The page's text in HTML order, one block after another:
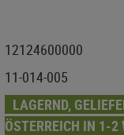
12124600000
11-014-005
LAGERND,
ÖSTERREICH IN 1-2